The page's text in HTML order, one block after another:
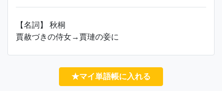
【名詞】 秋桐
賈赦づきの侍女→賈璉の妾に
★マイ単語帳に入れる